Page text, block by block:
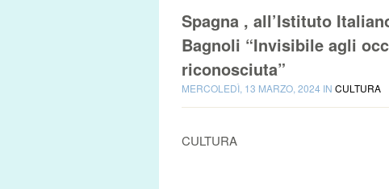
Spagna , all’Istituto
Bagnoli “Invisibile agli
riconosciuta”
MERCOLEDÌ, 13 MARZO, 2024 IN CULTURA
CULTURA